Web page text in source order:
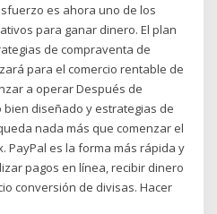
es ahora uno de los
para ganar dinero. El plan
de compraventa de
para el comercio rentable de
a operar Después de
diseñado y estrategias de
nada más que comenzar el
PayPal es la forma más rápida y
pagos en línea, recibir dinero
conversión de divisas. Hacer